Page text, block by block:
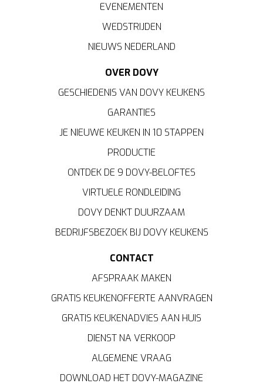
EVENEMENTEN
WEDSTRIJDEN
NIEUWS NEDERLAND
OVER DOVY
GESCHIEDENIS VAN DOVY KEUKENS
GARANTIES
JE NIEUWE KEUKEN IN 10 STAPPEN
PRODUCTIE
ONTDEK DE 9 DOVY-BELOFTES
VIRTUELE RONDLEIDING
DOVY DENKT DUURZAAM
BEDRIJFSBEZOEK BIJ DOVY KEUKENS
CONTACT
AFSPRAAK MAKEN
GRATIS KEUKENOFFERTE AANVRAGEN
GRATIS KEUKENADVIES AAN HUIS
DIENST NA VERKOOP
ALGEMENE VRAAG
DOWNLOAD HET DOVY-MAGAZINE